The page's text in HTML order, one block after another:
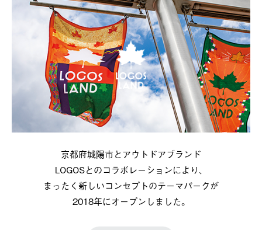
京都府城陽市とアウトドアブランド
LOGOSとのコラボレーションにより、
まったく新しいコンセプトのテーマパークが
2018年にオープンしました。